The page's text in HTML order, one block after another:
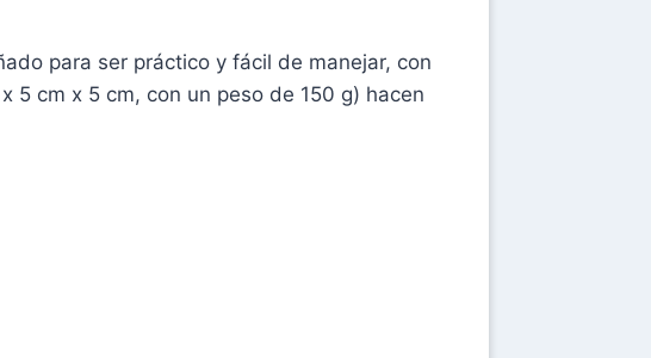
para ser práctico y fácil de manejar, con
5 cm x 5 cm, con un peso de 150 g) hacen